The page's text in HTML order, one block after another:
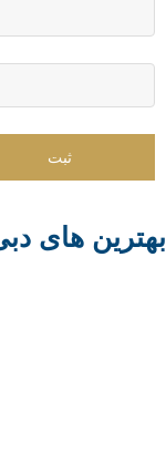
های دبی